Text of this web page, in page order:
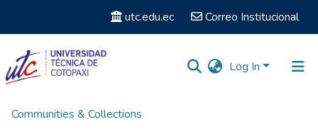
utc.edu.ec Correo Institucional
Log In
Communities & Collections
Home Browse by Author